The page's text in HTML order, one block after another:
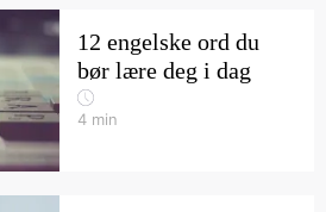
12 engelske ord du
bør lære deg i dag
4 min